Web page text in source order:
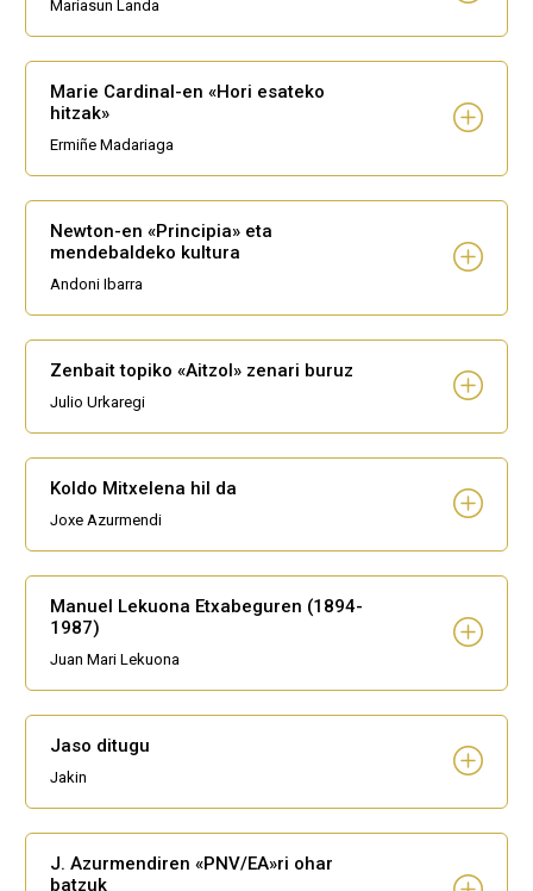
Mariasun Landa
Marie Cardinal-en «Hori esateko
hitzak»
Ermiñe Madariaga
Newton-en «Principia» eta
mendebaldeko kultura
Andoni Ibarra
Zenbait topiko «Aitzol» zenari buruz
Julio Urkaregi
Koldo Mitxelena hil da
Joxe Azurmendi
Manuel Lekuona Etxabeguren (1894-
1987)
Juan Mari Lekuona
Jaso ditugu
Jakin
J. Azurmendiren «PNV/EA»ri ohar
batzuk